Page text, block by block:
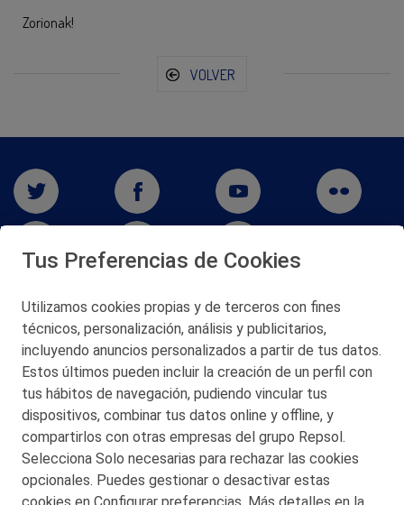
Zorionak!
VOLVER
San Martín 5-Edificio Muñatones,
48550 Muskiz (Bizkaia)
Telf. 946 357 000
© 2026 Petronor S.A.
CONTACTO
Tus Preferencias de Cookies
Utilizamos cookies propias y de terceros con fines
técnicos, personalización, análisis y publicitarios,
incluyendo anuncios personalizados a partir de tus datos.
Estos últimos pueden incluir la creación de un perfil con
tus hábitos de navegación, pudiendo vincular tus
dispositivos, combinar tus datos online y offline, y
compartirlos con otras empresas del grupo Repsol.
Selecciona Solo necesarias para rechazar las cookies
opcionales. Puedes gestionar o desactivar estas